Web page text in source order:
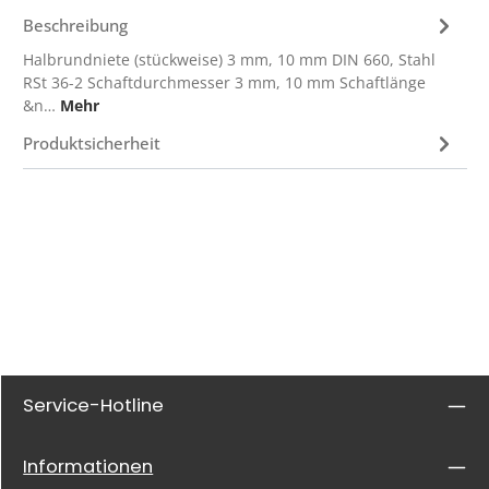
Beschreibung
Halbrundniete (stückweise) 3 mm, 10 mm DIN 660, Stahl
RSt 36-2 Schaftdurchmesser 3 mm, 10 mm Schaftlänge
&n… Mehr
Produktsicherheit
Service-Hotline
Informationen